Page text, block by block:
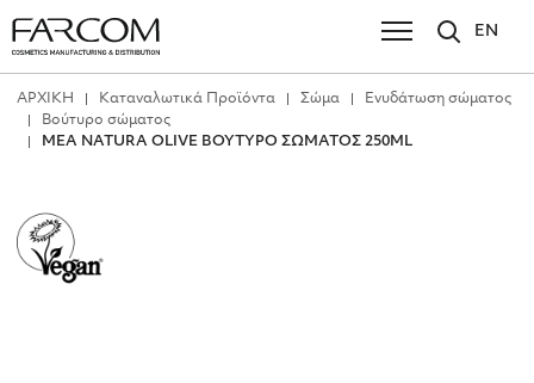
EN
ΑΡΧΙΚΗ Καταναλωτικά Προϊόντα Σώμα
Ενυδάτωση σώματος
Βούτυρο σώματος
MEA NATURA OLIVE ΒΟΥΤΥΡΟ ΣΩΜΑΤΟΣ 250ML